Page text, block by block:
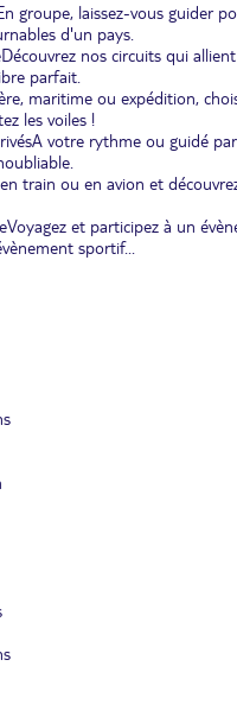
groupe, laissez-vous guider
d'un pays.
Découvrez nos circuits qui
parfait.
maritime ou expédition,
les voiles !
A votre rythme ou guidé
train ou en avion et
Voyagez et participez à un
sportif...